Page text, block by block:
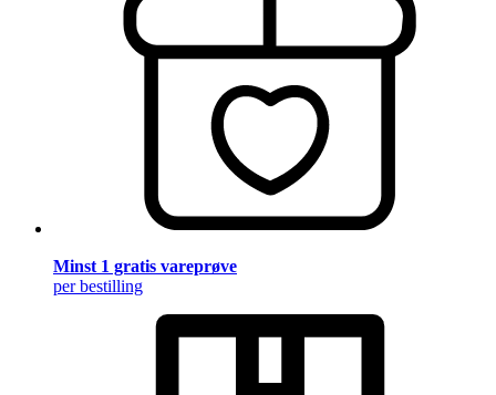
Minst 1 gratis vareprøve
per bestilling